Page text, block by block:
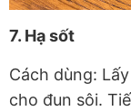
7. Hạ sốt
Cách dùng:
cho đun sôi.